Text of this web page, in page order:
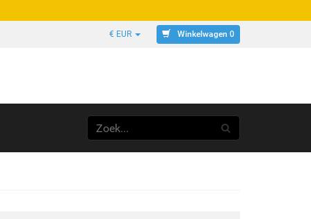
€ EUR Winkelwagen 0